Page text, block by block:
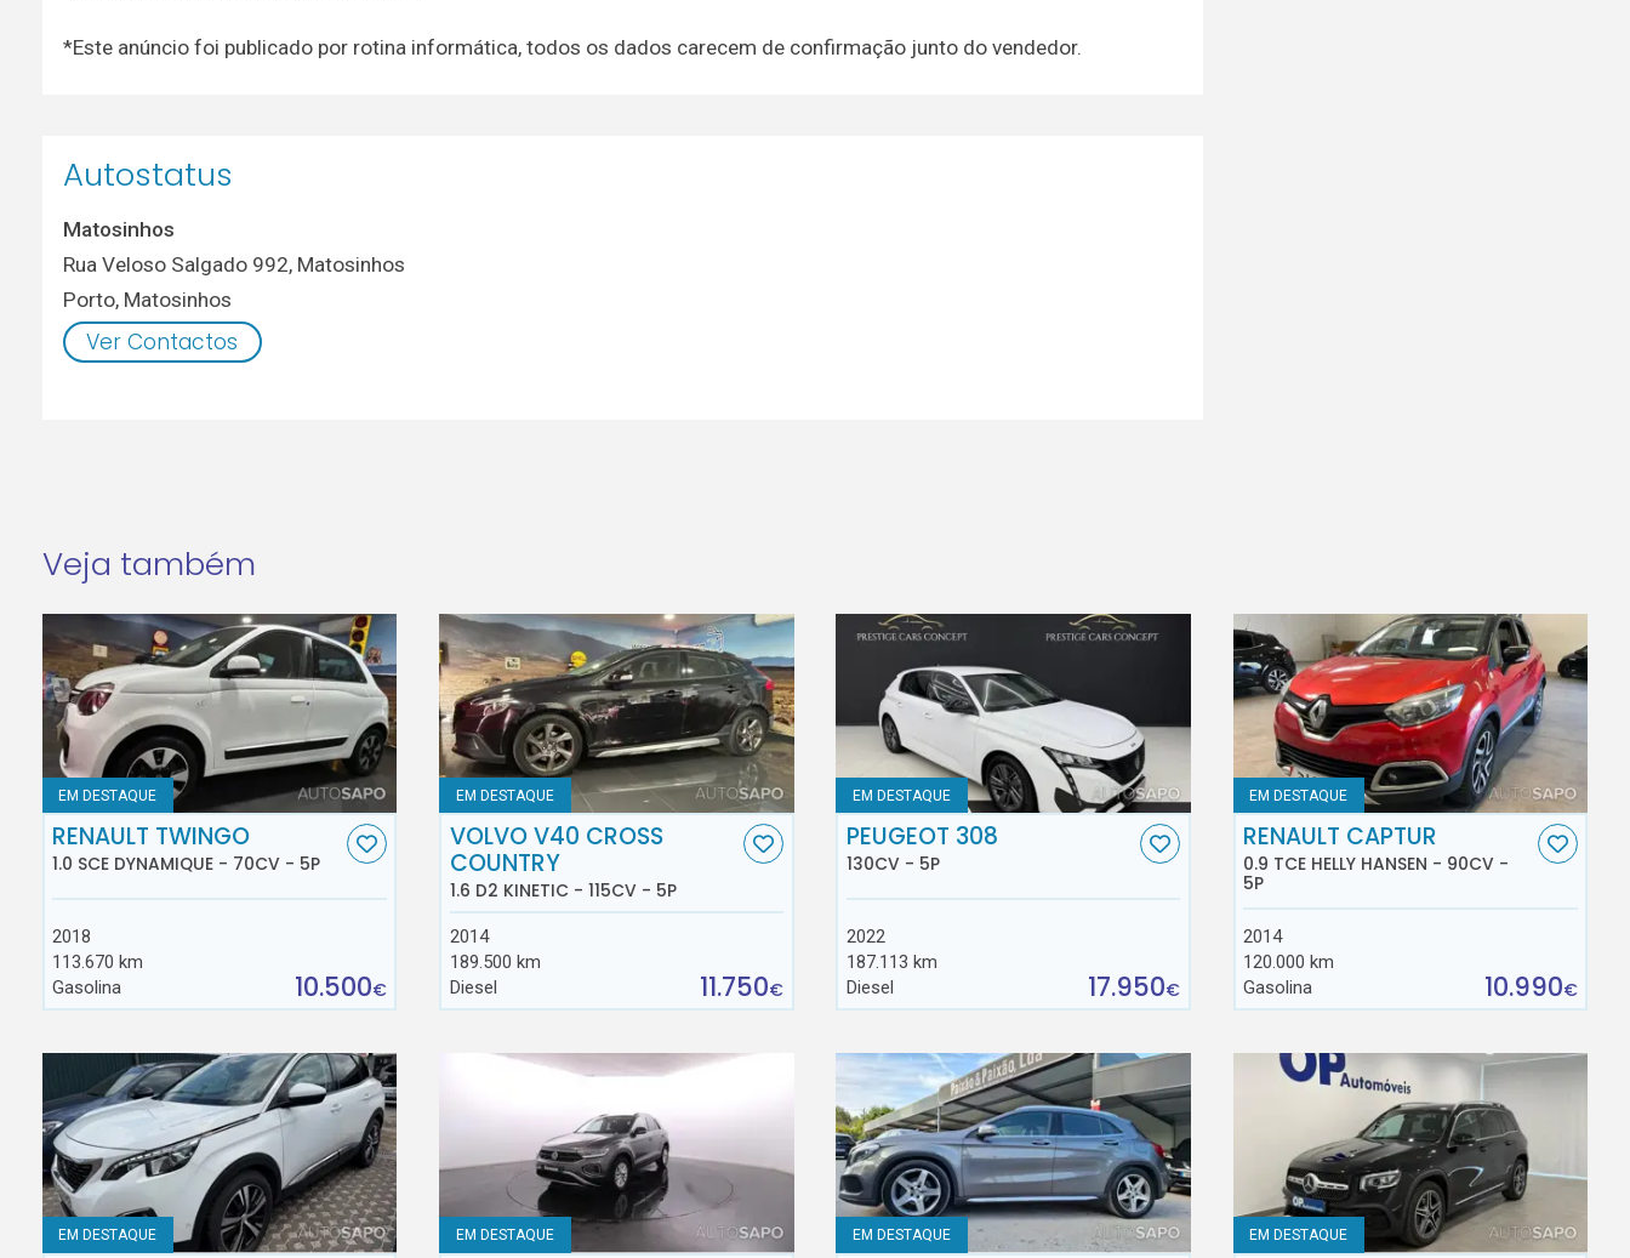
*Este anúncio foi publicado por rotina informática, todos os dados carecem de confirmação junto do vendedor.
Autostatus
Matosinhos
Rua Veloso Salgado 992, Matosinhos
Porto, Matosinhos
Ver Contactos
Veja também
EM DESTAQUE
RENAULT TWINGO
1.0 SCE DYNAMIQUE - 70CV - 5P
2018
113.670 km
Gasolina
10.500€
EM DESTAQUE
VOLVO V40 CROSS
COUNTRY
1.6 D2 KINETIC - 115CV - 5P
2014
189.500 km
Diesel
11.750€
EM DESTAQUE
PEUGEOT 308
130CV - 5P
2022
187.113 km
Diesel
17.950€
EM DESTAQUE
RENAULT CAPTUR
0.9 TCE HELLY HANSEN - 90CV -
5P
2014
120.000 km
Gasolina
10.990€
EM DESTAQUE EM DESTAQUE EM DESTAQUE EM DESTAQUE